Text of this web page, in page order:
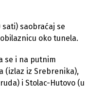
saobraćaj se
oko tunela.
se i na putnim
(izlaz iz Srebrenika),
i Stolac-Hutovo (u